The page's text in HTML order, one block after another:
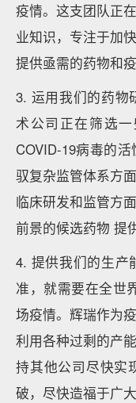
疫情。这支团队正
业知识，专注于加
提供亟需的药物和疫
3. 运用我们的药物
术公司正在筛选
COVID-19病毒的
驭复杂监管体系方
临床研发和监管方
前景的候选药物 提
4. 提供我们的生产
准，就需要在全世
场疫情。辉瑞作为
利用各种过剩的产
持其他公司尽快实
破，尽快造福于广大